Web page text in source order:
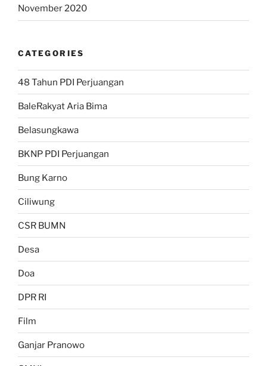
November 2020
CATEGORIES
48 Tahun PDI Perjuangan
BaleRakyat Aria Bima
Belasungkawa
BKNP PDI Perjuangan
Bung Karno
Ciliwung
CSR BUMN
Desa
Doa
DPR RI
Film
Ganjar Pranowo